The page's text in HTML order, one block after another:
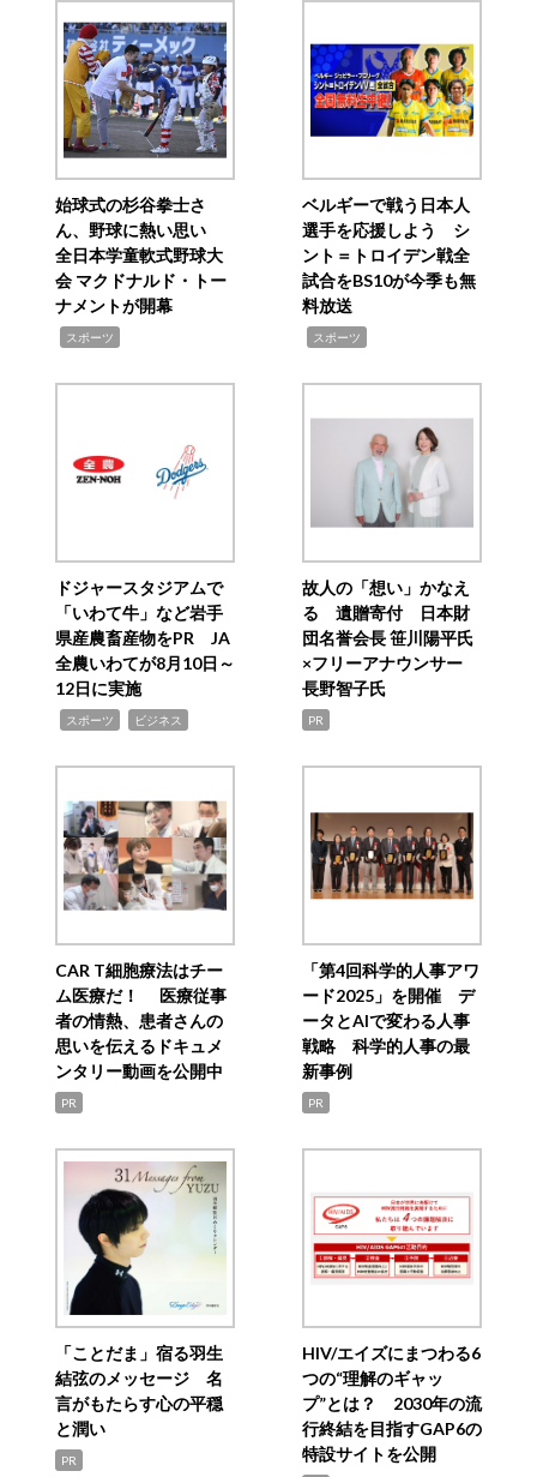
始球式の杉谷拳士さ
ん、野球に熱い思い
全日本学童軟式野球大
会 マクドナルド・トー
ナメントが開幕
スポーツ
ベルギーで戦う日本人
選手を応援しよう シ
ント＝トロイデン戦全
試合をBS10が今季も無
料放送
スポーツ
ドジャースタジアムで
「いわて牛」など岩手
県産農畜産物をPR JA
全農いわてが8月10日～
12日に実施
スポーツ ビジネス
故人の「想い」かなえ
る 遺贈寄付 日本財
団名誉会長 笹川陽平氏
×フリーアナウンサー
長野智子氏
PR
CAR T細胞療法はチー
ム医療だ！ 医療従事
者の情熱、患者さんの
思いを伝えるドキュメ
ンタリー動画を公開中
PR
「第4回科学的人事アワ
ード2025」を開催 デ
ータとAIで変わる人事
戦略 科学的人事の最
新事例
PR
「ことだま」宿る羽生
結弦のメッセージ 名
言がもたらす心の平穏
と潤い
PR
HIV/エイズにまつわる6
つの“理解のギャッ
プ”とは？ 2030年の流
行終結を目指すGAP6の
特設サイトを公開